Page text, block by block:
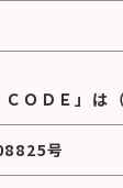
ＯＤＥ」は
号